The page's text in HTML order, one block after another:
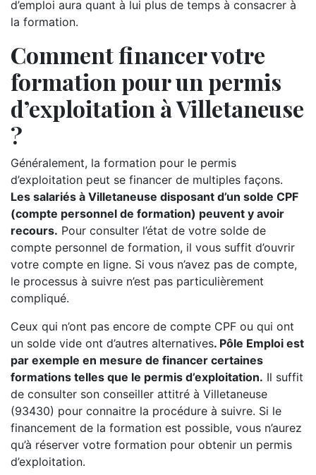
d’emploi aura quant à lui plus de temps à consacrer à
la formation.
Comment financer votre
formation pour un permis
d’exploitation à Villetaneuse
?
Généralement, la formation pour le permis
d’exploitation peut se financer de multiples façons.
Les salariés à Villetaneuse disposant d’un solde CPF
(compte personnel de formation) peuvent y avoir
recours. Pour consulter l’état de votre solde de
compte personnel de formation, il vous suffit d’ouvrir
votre compte en ligne. Si vous n’avez pas de compte,
le processus à suivre n’est pas particulièrement
compliqué.
Ceux qui n’ont pas encore de compte CPF ou qui ont
un solde vide ont d’autres alternatives. Pôle Emploi est
par exemple en mesure de financer certaines
formations telles que le permis d’exploitation. Il suffit
de consulter son conseiller attitré à Villetaneuse
(93430) pour connaitre la procédure à suivre. Si le
financement de la formation est possible, vous n’aurez
qu’à réserver votre formation pour obtenir un permis
d’exploitation.